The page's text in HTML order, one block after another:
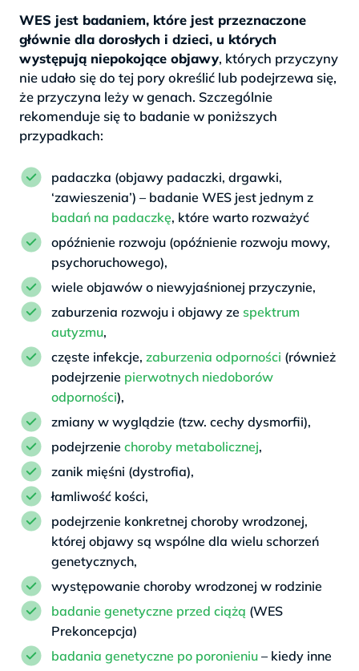
WES jest badaniem, które jest przeznaczone
głównie dla dorosłych i dzieci, u których
występują niepokojące objawy, których przyczyny
nie udało się do tej pory określić lub podejrzewa się,
że przyczyna leży w genach. Szczególnie
rekomenduje się to badanie w poniższych
przypadkach:
padaczka (objawy padaczki, drgawki,
‘zawieszenia’) – badanie WES jest jednym z
badań na padaczkę, które warto rozważyć
opóźnienie rozwoju (opóźnienie rozwoju mowy,
psychoruchowego),
wiele objawów o niewyjaśnionej przyczynie,
zaburzenia rozwoju i objawy ze spektrum
autyzmu,
częste infekcje, zaburzenia odporności (również
podejrzenie pierwotnych niedoborów
odporności),
zmiany w wyglądzie (tzw. cechy dysmorfii),
podejrzenie choroby metabolicznej,
zanik mięśni (dystrofia),
łamliwość kości,
podejrzenie konkretnej choroby wrodzonej,
której objawy są wspólne dla wielu schorzeń
genetycznych,
występowanie choroby wrodzonej w rodzinie
badanie genetyczne przed ciążą (WES
Prekoncepcja)
badania genetyczne po poronieniu – kiedy inne